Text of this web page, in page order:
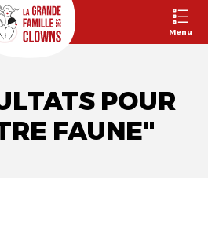
Menu
POUR
FAUNE"